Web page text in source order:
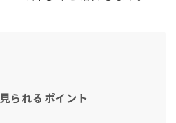
られるポイント